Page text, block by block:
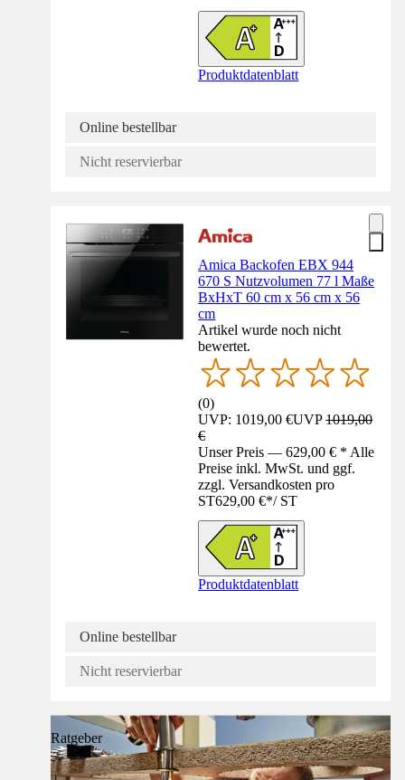
Produktdatenblatt
Online bestellbar
Nicht reservierbar
Amica Backofen EBX 944
670 S Nutzvolumen 77 l Maße
BxHxT 60 cm x 56 cm x 56
cm
Artikel wurde noch nicht
bewertet.
(0)
UVP: 1019,00 €UVP1019,00
€
Unser Preis — 629,00 € * Alle
Preise inkl. MwSt. und ggf.
zzgl. Versandkosten pro
ST629,00 €*/ ST
Produktdatenblatt
Online bestellbar
Nicht reservierbar
Ratgeber